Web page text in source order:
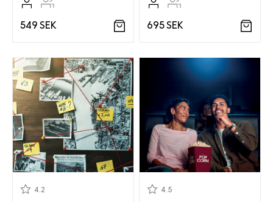
549 SEK 695 SEK
4.2 4.5